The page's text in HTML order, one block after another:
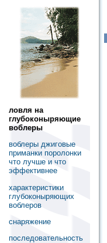
ловля на
глубоконыряющие
воблеры
воблеры джиговые
приманки поролонки
что лучше и что
эффективнее
характеристики
глубоконыряющих
воблеров
снаряжение
последовательность